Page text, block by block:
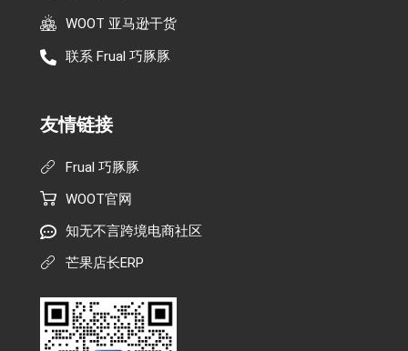
WOOT 亚马逊干货
联系 Frual 巧豚豚
友情链接
Frual 巧豚豚
WOOT官网
知无不言跨境电商社区
芒果店长ERP